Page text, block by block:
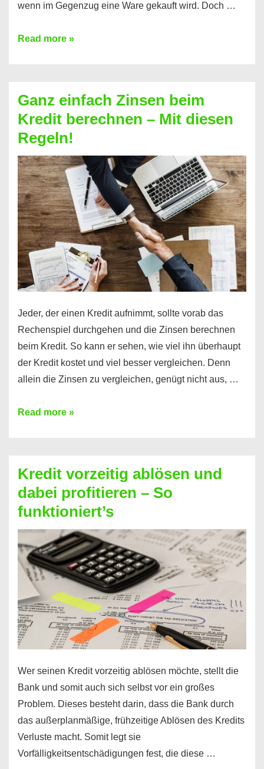
wenn im Gegenzug eine Ware gekauft wird. Doch …
Einen
bekommen?
So
ist
es
möglich!
Read more »
Ganz einfach Zinsen beim
Kredit berechnen – Mit diesen
Regeln!
Jeder, der einen Kredit aufnimmt, sollte vorab das
Rechenspiel durchgehen und die Zinsen berechnen
beim Kredit. So kann er sehen, wie viel ihn überhaupt
der Kredit kostet und viel besser vergleichen. Denn
allein die Zinsen zu vergleichen, genügt nicht aus, …
Ganz
Kredit
berechnen
–
Mit
diesen
Regeln!
Read more »
Kredit vorzeitig ablösen und
dabei profitieren – So
funktioniert’s
Wer seinen Kredit vorzeitig ablösen möchte, stellt die
Bank und somit auch sich selbst vor ein großes
Problem. Dieses besteht darin, dass die Bank durch
das außerplanmäßige, frühzeitige Ablösen des Kredits
Verluste macht. Somit legt sie
Vorfälligkeitsentschädigungen fest, die diese …